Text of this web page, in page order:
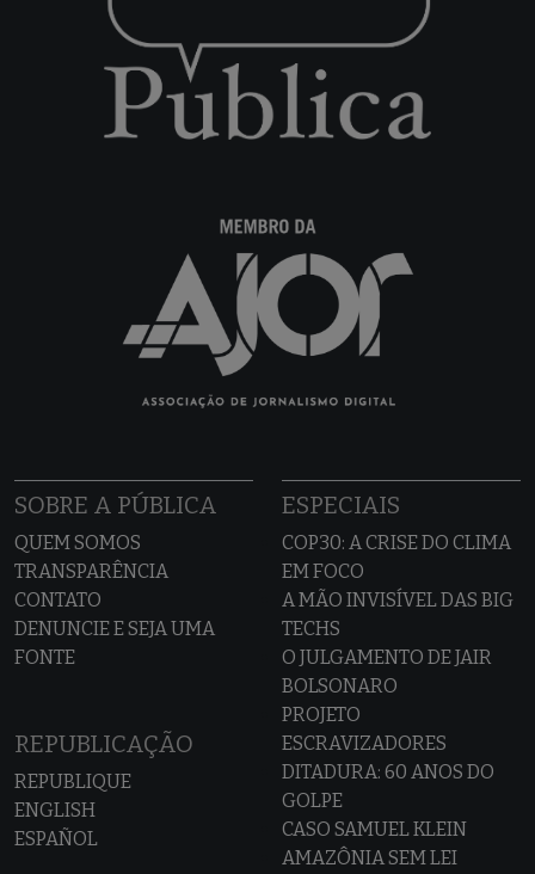
SOBRE A PÚBLICA
QUEM SOMOS
TRANSPARÊNCIA
CONTATO
DENUNCIE E SEJA UMA
FONTE
REPUBLICAÇÃO
REPUBLIQUE
ENGLISH
ESPAÑOL
ESPECIAIS
COP30: A CRISE DO CLIMA
EM FOCO
A MÃO INVISÍVEL DAS BIG
TECHS
O JULGAMENTO DE JAIR
BOLSONARO
PROJETO
ESCRAVIZADORES
DITADURA: 60 ANOS DO
GOLPE
CASO SAMUEL KLEIN
AMAZÔNIA SEM LEI